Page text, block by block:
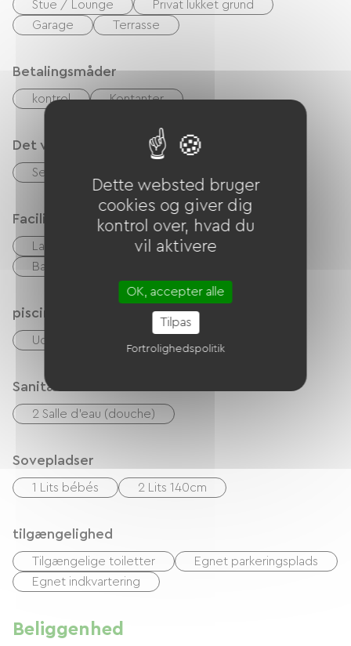
Stue / Lounge
Privat lukket grund
Garage
Terrasse
Betalingsmåder
kontrol Kontanter
Det vi er gode til
Sengelinned og håndklæder inkluderet
Faciliteter
Lav linge Strygeudstyr
Barbecue
piscine
Udendørs swimmingpool
Sanitære faciliteter
2 Salle d'eau (douche)
Sovepladser
1 Lits bébés 2 Lits 140cm
tilgængelighed
Tilgængelige toiletter
Egnet parkeringsplads
Egnet indkvartering
Beliggenhed
Dette websted bruger
cookies og giver dig
kontrol over, hvad du
vil aktivere
OK, accepter alle
Tilpas
Fortrolighedspolitik